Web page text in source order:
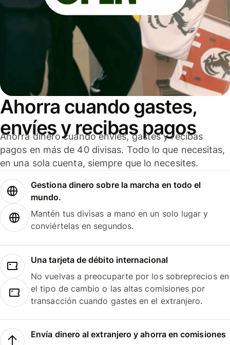
Ahorra cuando gastes,
envíes y recibas pagos
Ahorra dinero cuando envíes, gastes y recibas
pagos en más de 40 divisas. Todo lo que necesitas,
en una sola cuenta, siempre que lo necesites.
Gestiona dinero sobre la marcha en todo el
mundo.
Mantén tus divisas a mano en un solo lugar y
conviértelas en segundos.
Una tarjeta de débito internacional
No vuelvas a preocuparte por los sobreprecios en
el tipo de cambio o las altas comisiones por
transacción cuando gastes en el extranjero.
Envía dinero al extranjero y ahorra en comisiones